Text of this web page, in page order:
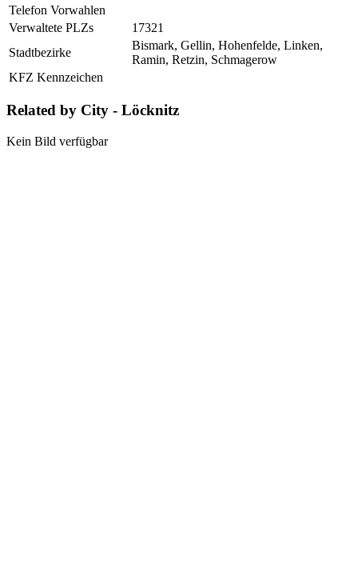
Telefon Vorwahlen
Verwaltete PLZs
17321
Stadtbezirke
Bismark, Gellin, Hohenfelde, Linken,
Ramin, Retzin, Schmagerow
KFZ Kennzeichen
Related by City - Löcknitz
Kein Bild verfügbar